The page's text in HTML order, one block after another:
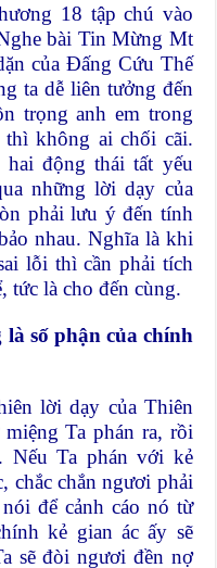
18 tập chú vào
bài Tin Mừng Mt
của Đấng Cứu Thế
ta dễ liên tưởng đến
trọng anh em trong
không ai chối cãi.
động thái tất yếu
những lời dạy của
phải lưu ý đến tính
nhau. Nghĩa là khi
lỗi thì cần phải tích
tức là cho đến cùng.
số phận của chính
lời dạy của Thiên
Ta phán ra, rồi
Nếu Ta phán với kẻ
chắc chắn ngươi phải
để cảnh cáo nó từ
kẻ gian ác ấy sẽ
sẽ đòi ngươi đền nợ